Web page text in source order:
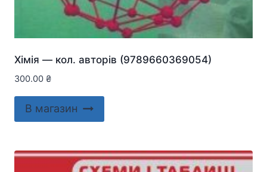
Хiмiя — кол. авторів (9789660369054)
300.00 ₴
В магазин